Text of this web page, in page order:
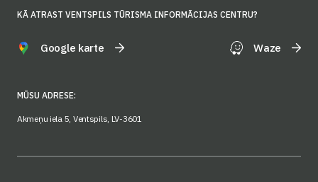
KĀ ATRAST VENTSPILS TŪRISMA INFORMĀCIJAS CENTRU?
Google karte Waze
MŪSU ADRESE:
Akmeņu iela 5, Ventspils, LV-3601